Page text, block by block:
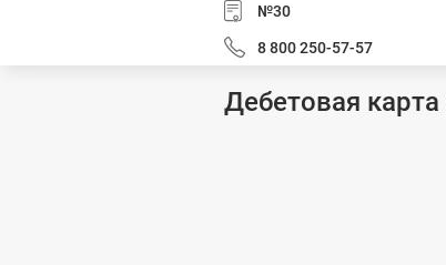
№30
8 800 250-57-57
Дебетовая